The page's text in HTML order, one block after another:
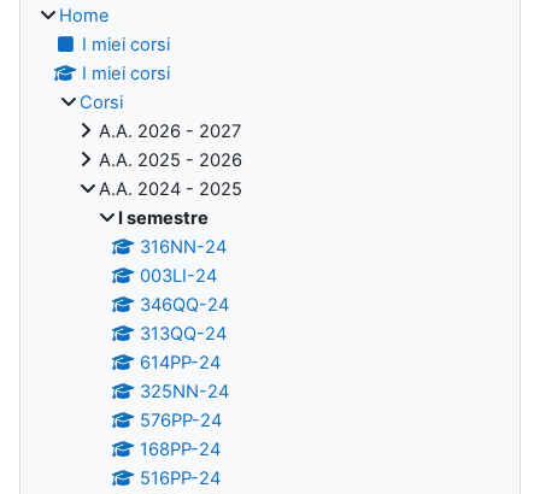
Home
I miei corsi
I miei corsi
Corsi
A.A. 2026 - 2027
A.A. 2025 - 2026
A.A. 2024 - 2025
I semestre
316NN-24
003LI-24
346QQ-24
313QQ-24
614PP-24
325NN-24
576PP-24
168PP-24
516PP-24